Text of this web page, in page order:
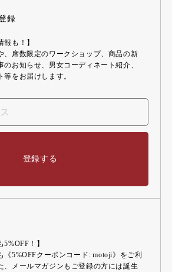
録
報も！】
、席数限定のワークショップ、商品の新
のお知らせ、男女コーディネート紹介、
をお届けします。
登録する
5%OFF！】
《5%OFFクーポンコード: motoji》をご利
、メールマガジンもご登録の方には誕生